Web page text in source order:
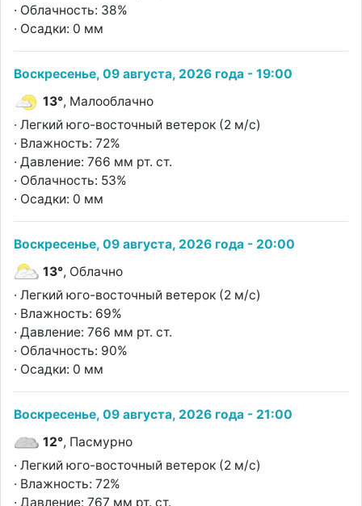
· Облачность: 38%
· Осадки: 0 мм
Воскресенье, 09 августа, 2026 года - 19:00
13°, Малооблачно
· Легкий юго-восточный ветерок (2 м/с)
· Влажность: 72%
· Давление: 766 мм рт. ст.
· Облачность: 53%
· Осадки: 0 мм
Воскресенье, 09 августа, 2026 года - 20:00
13°, Облачно
· Легкий юго-восточный ветерок (2 м/с)
· Влажность: 69%
· Давление: 766 мм рт. ст.
· Облачность: 90%
· Осадки: 0 мм
Воскресенье, 09 августа, 2026 года - 21:00
12°, Пасмурно
· Легкий юго-восточный ветерок (2 м/с)
· Влажность: 72%
· Давление: 767 мм рт. ст.